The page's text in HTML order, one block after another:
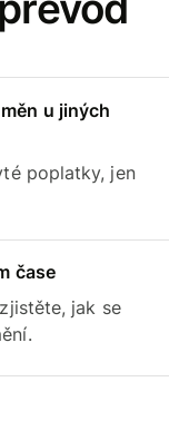
u jiných
poplatky, jen
čase
jak se